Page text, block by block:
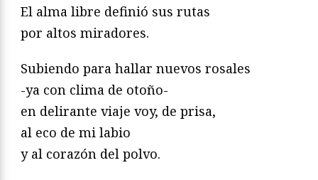
El alma libre definió sus rutas
por altos miradores.
Subiendo para hallar nuevos rosales
-ya con clima de otoño-
en delirante viaje voy, de prisa,
al eco de mi labio
y al corazón del polvo.